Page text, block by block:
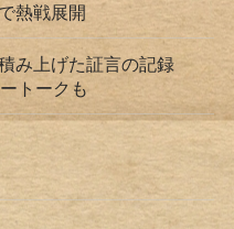
熱戦展開
み上げた証言の記録
トークも